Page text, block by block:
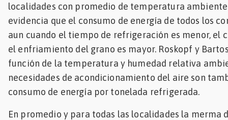
localidades con promedio de temperatura ambiente
evidencia que el consumo de energía de todos los
aun cuando el tiempo de refrigeración es menor,
el enfriamiento del grano es mayor. Roskopf y
función de la temperatura y humedad relativa
necesidades de acondicionamiento del aire son
consumo de energía por tonelada refrigerada.
En promedio y para todas las localidades la merma